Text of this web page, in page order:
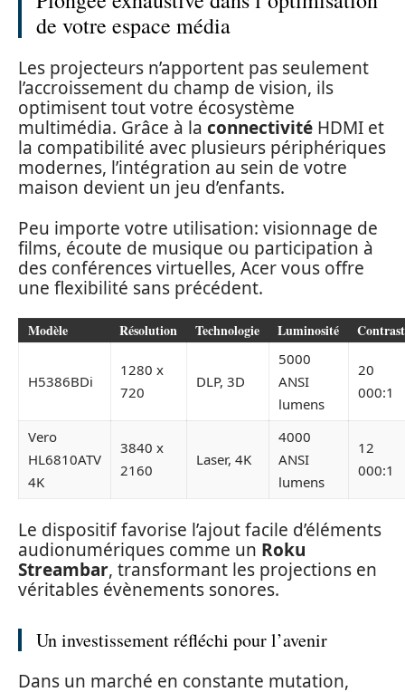
de votre espace média
Les projecteurs n’apportent pas seulement
l’accroissement du champ de vision, ils
optimisent tout votre écosystème
multimédia. Grâce à la connectivité HDMI et
la compatibilité avec plusieurs périphériques
modernes, l’intégration au sein de votre
maison devient un jeu d’enfants.
Peu importe votre utilisation: visionnage de
films, écoute de musique ou participation à
des conférences virtuelles, Acer vous offre
une flexibilité sans précédent.
Modèle Résolution Technologie Luminosité
H5386BDi
1280 x
720
DLP, 3D
5000
ANSI
lumens
20
000:1
Vero
HL6810ATV
4K
3840 x
2160
Laser, 4K
4000
ANSI
lumens
12
000:1
Le dispositif favorise l’ajout facile d’éléments
audionumériques comme un Roku
Streambar, transformant les projections en
véritables évènements sonores.
Un investissement réfléchi pour l’avenir
Dans un marché en constante mutation,